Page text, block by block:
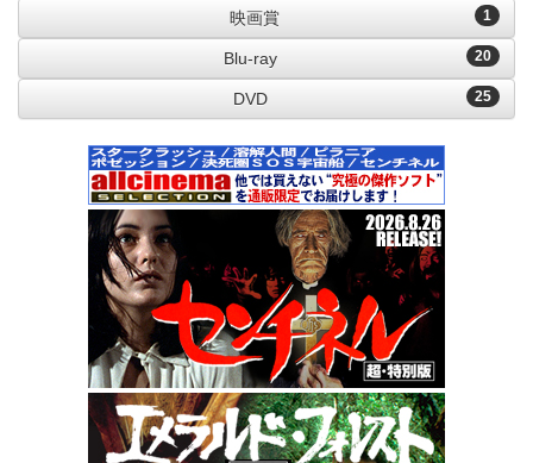
1
映画賞
20
Blu-ray
25
DVD